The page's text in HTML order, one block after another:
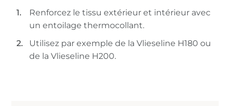
Renforcez le tissu extérieur et intérieur avec
un entoilage thermocollant.
Utilisez par exemple de la Vlieseline H180 ou
de la Vlieseline H200.